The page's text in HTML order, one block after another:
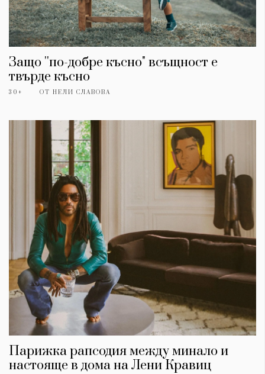
Защо ''по-добре късно" всъщност е
твърде късно
30+ ОТ НЕЛИ СЛАВОВА
Парижка рапсодия между минало и
настояще в дома на Лени Кравиц